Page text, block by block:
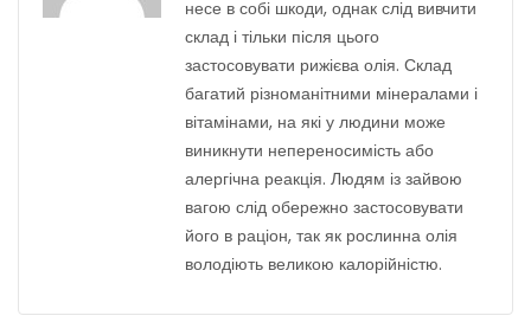
несе в собі шкоди, однак слід вивчити
склад і тільки після цього
застосовувати рижієва олія. Склад
багатий різноманітними мінералами і
вітамінами, на які у людини може
виникнути непереносимість або
алергічна реакція. Людям із зайвою
вагою слід обережно застосовувати
його в раціон, так як рослинна олія
володіють великою калорійністю.